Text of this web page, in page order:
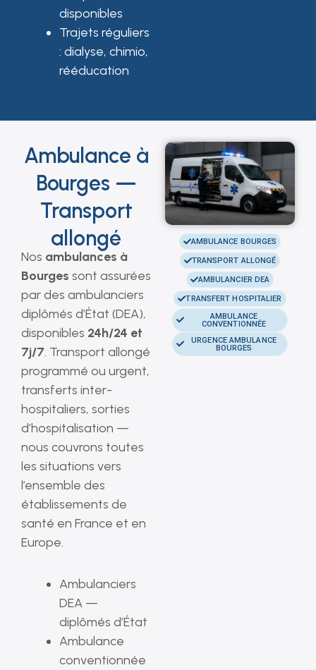
disponibles
Trajets réguliers
: dialyse, chimio,
rééducation
Ambulance à
Bourges —
Transport
allongé
Nos ambulances à
Bourges sont assurées
par des ambulanciers
diplômés d’État (DEA),
disponibles 24h/24 et
7j/7. Transport allongé
programmé ou urgent,
transferts inter-
hospitaliers, sorties
d’hospitalisation —
nous couvrons toutes
les situations vers
l’ensemble des
établissements de
santé en France et en
Europe.
Ambulanciers
DEA —
diplômés d’État
Ambulance
conventionnée
AMBULANCE BOURGES
TRANSPORT ALLONGÉ
AMBULANCIER DEA
TRANSFERT HOSPITALIER
AMBULANCE
CONVENTIONNÉE
URGENCE AMBULANCE
BOURGES